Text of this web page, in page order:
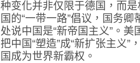
种变化并非仅限于德国，而
国的“一带一路”倡议，国务
处说中国是“新帝国主义”。
把中国“塑造”成“新扩张主义
国成为世界新霸权。